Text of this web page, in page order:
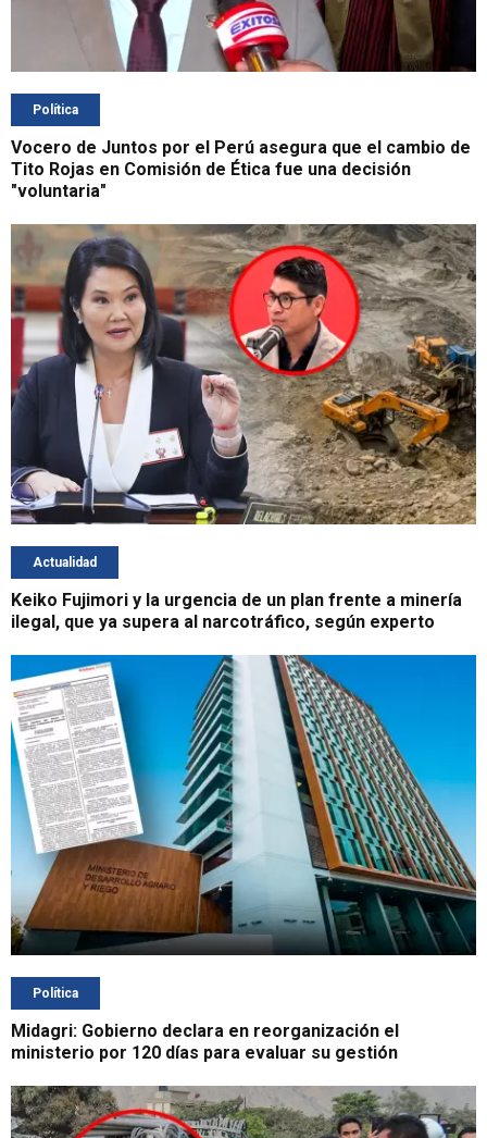
Política
Vocero de Juntos por el Perú asegura que el cambio de
Tito Rojas en Comisión de Ética fue una decisión
"voluntaria"
Actualidad
Keiko Fujimori y la urgencia de un plan frente a minería
ilegal, que ya supera al narcotráfico, según experto
Política
Midagri: Gobierno declara en reorganización el
ministerio por 120 días para evaluar su gestión